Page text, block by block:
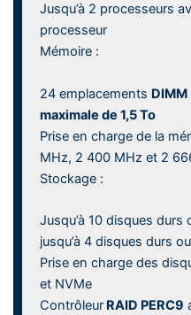
Jusqu’à 2 processeurs
processeur
Mémoire :
24 emplacements DIMM
maximale de 1,5 To
Prise en charge de la
MHz, 2 400 MHz et 2
Stockage :
Jusqu’à 10 disques durs
jusqu’à 4 disques durs
Prise en charge des
et NVMe
Contrôleur RAID PERC9